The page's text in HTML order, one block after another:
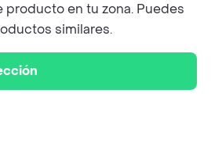
en tu zona. Puedes
similares.